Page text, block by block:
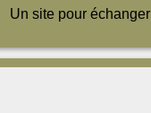
Un site pour